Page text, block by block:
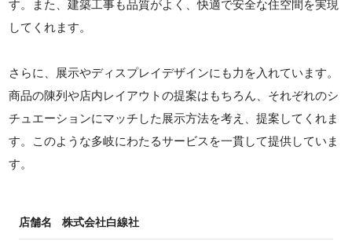
す。また、建築工事も品質がよく、快適で安全な住空間を実現
してくれます。
さらに、展示やディスプレイデザインにも力を入れています。
商品の陳列や店内レイアウトの提案はもちろん、それぞれのシ
チュエーションにマッチした展示方法を考え、提案してくれま
す。このような多岐にわたるサービスを一貫して提供していま
す。
店舗名 株式会社白線社